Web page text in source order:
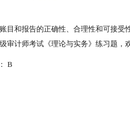
目和报告的正确性、合理性和可接受
审计师考试《理论与实务》练习题，
B